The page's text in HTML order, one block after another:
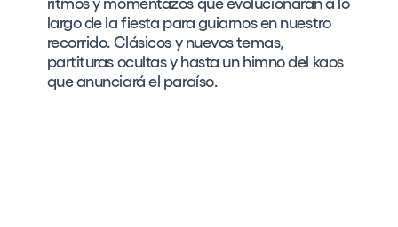
largo de la fiesta para guiarnos en nuestro
recorrido. Clásicos y nuevos temas,
partituras ocultas y hasta un himno del kaos
que anunciará el paraíso.